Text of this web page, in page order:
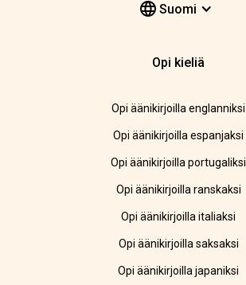
Suomi
Opi kieliä
Opi äänikirjoilla englanniksi
Opi äänikirjoilla espanjaksi
Opi äänikirjoilla portugaliksi
Opi äänikirjoilla ranskaksi
Opi äänikirjoilla italiaksi
Opi äänikirjoilla saksaksi
Opi äänikirjoilla japaniksi